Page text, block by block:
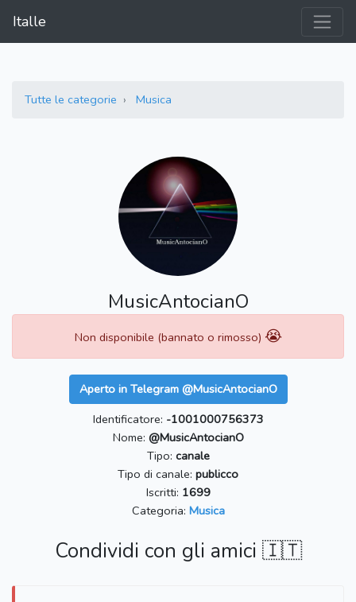
Italle
Tutte le categorie Musica
MusicAntocianO
Non disponibile (bannato o rimosso) 😭
Aperto in Telegram @MusicAntocianO
Identificatore: -1001000756373
Nome: @MusicAntocianO
Tipo: canale
Tipo di canale: publicco
Iscritti: 1699
Categoria: Musica
Condividi con gli amici 🇮🇹